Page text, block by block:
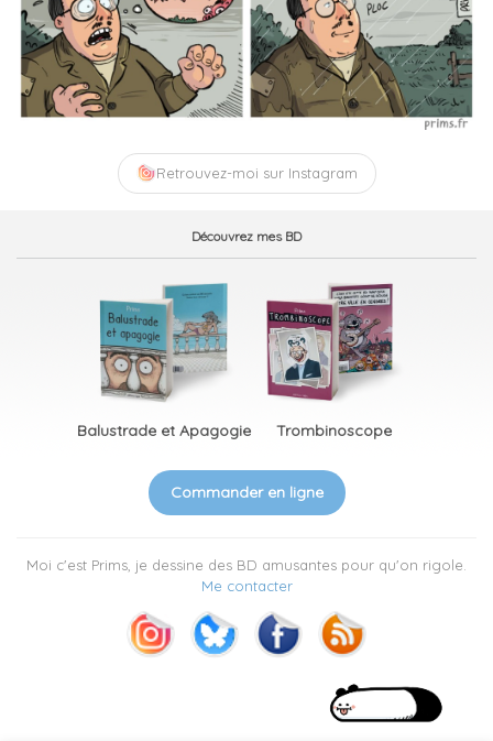
Retrouvez-moi sur Instagram
Découvrez mes BD
Balustrade et Apagogie Trombinoscope
Commander en ligne
Moi c'est Prims, je dessine des BD amusantes pour qu'on rigole.
Me contacter